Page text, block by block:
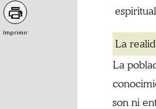
Imprimir
La
La
son ni